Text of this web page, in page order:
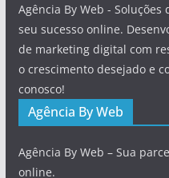
Agência By Web -
seu sucesso online.
de marketing digital com
o crescimento desejado e
conosco!
Agência By Web
Agência By Web – Sua
online.